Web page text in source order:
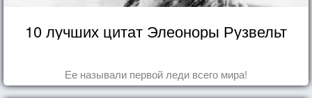
10 лучших цитат Элеоноры Рузвельт
Ее называли первой леди всего мира!